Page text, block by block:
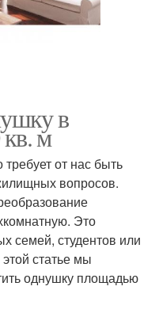
в
м
от нас быть
вопросов.
Это
семей, студентов или
статье мы
однушку площадью